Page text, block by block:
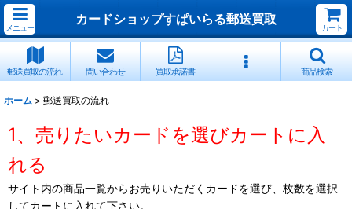
メニュー
カードショップすぱいらる郵送買取
カート
郵送買取の流れ 問い合わせ 買取承諾書 商品検索
ホーム > 郵送買取の流れ
1、売りたいカードを選びカートに入
れる
サイト内の商品一覧からお売りいただくカードを選び、枚数を選択
してカートに入れて下さい。